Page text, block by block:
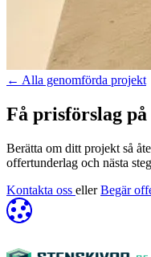
← Alla genomförda projekt
Få prisförslag
Berätta om ditt projekt så
offertunderlag och nästa
Kontakta oss eller Begär